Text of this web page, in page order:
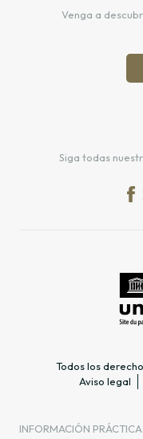
Venga a
Siga todas
Todos los
Aviso legal
INFORMACIÓN PRÁCTICA